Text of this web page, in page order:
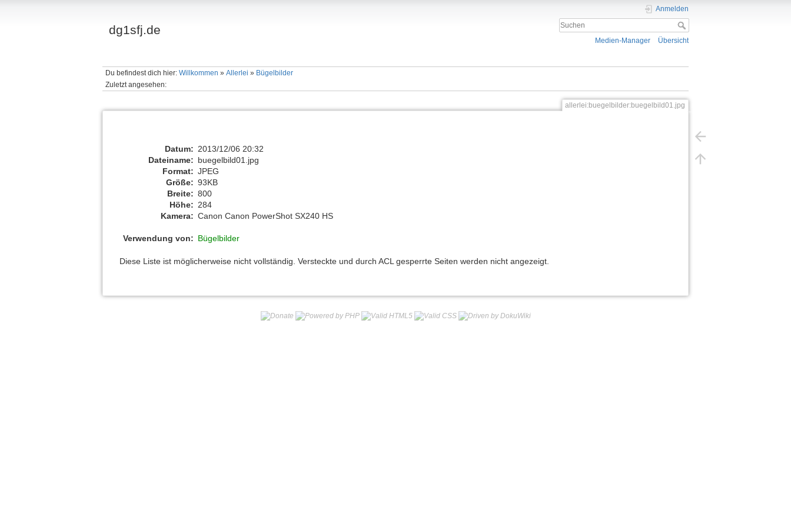
dg1sfj.de
Anmelden
Medien-Manager Übersicht
Du befindest dich hier: Willkommen » Allerlei » Bügelbilder
Zuletzt angesehen:
allerlei:buegelbilder:buegelbild01.jpg
Datum: 2013/12/06 20:32
Dateiname: buegelbild01.jpg
Format: JPEG
Größe: 93KB
Breite: 800
Höhe: 284
Kamera: Canon Canon PowerShot SX240 HS
Verwendung von: Bügelbilder
Diese Liste ist möglicherweise nicht vollständig. Versteckte und durch ACL gesperrte Seiten werden nicht angezeigt.